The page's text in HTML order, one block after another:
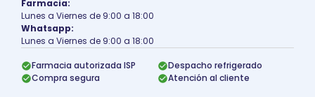
Farmacia:
Lunes a Viernes de 9:00 a 18:00
Whatsapp:
Lunes a Viernes de 9:00 a 18:00
Farmacia autorizada ISP
Despacho refrigerado
Compra segura
Atención al cliente